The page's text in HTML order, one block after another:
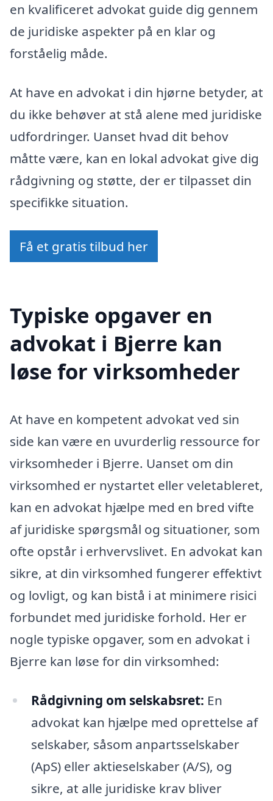
en kvalificeret advokat guide dig gennem
de juridiske aspekter på en klar og
forståelig måde.
At have en advokat i din hjørne betyder, at
du ikke behøver at stå alene med juridiske
udfordringer. Uanset hvad dit behov
måtte være, kan en lokal advokat give dig
rådgivning og støtte, der er tilpasset din
specifikke situation.
Få et gratis tilbud her
Typiske opgaver en
advokat i Bjerre kan
løse for virksomheder
At have en kompetent advokat ved sin
side kan være en uvurderlig ressource for
virksomheder i Bjerre. Uanset om din
virksomhed er nystartet eller veletableret,
kan en advokat hjælpe med en bred vifte
af juridiske spørgsmål og situationer, som
ofte opstår i erhvervslivet. En advokat kan
sikre, at din virksomhed fungerer effektivt
og lovligt, og kan bistå i at minimere risici
forbundet med juridiske forhold. Her er
nogle typiske opgaver, som en advokat i
Bjerre kan løse for din virksomhed:
Rådgivning om selskabsret: En
advokat kan hjælpe med oprettelse af
selskaber, såsom anpartsselskaber
(ApS) eller aktieselskaber (A/S), og
sikre, at alle juridiske krav bliver